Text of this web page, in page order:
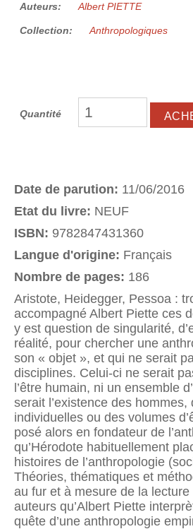
Auteurs: Albert PIETTE
Collection: Anthropologiques
Quantité
Date de parution: 11/06/2016
Etat du livre: NEUF
ISBN: 9782847431360
Langue d'origine: Français
Nombre de pages: 186
Aristote, Heidegger, Pessoa :
accompagné Albert Piette ces
y est question de singularité,
réalité, pour chercher une
son « objet », et qui ne serait
disciplines. Celui-ci ne serait
l’être humain, ni un ensemble
serait l’existence des hommes,
individuelles ou des volumes
posé alors en fondateur de
qu’Hérodote habituellement
histoires de l’anthropologie
Théories, thématiques et
au fur et à mesure de la
auteurs qu’Albert Piette
quête d’une anthropologie